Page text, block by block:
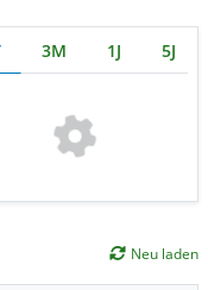
3M 1J 5J
Neu laden